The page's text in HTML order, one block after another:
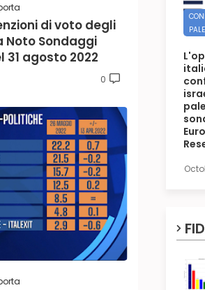
di voto degli
Sondaggi
31 agosto 2022
0